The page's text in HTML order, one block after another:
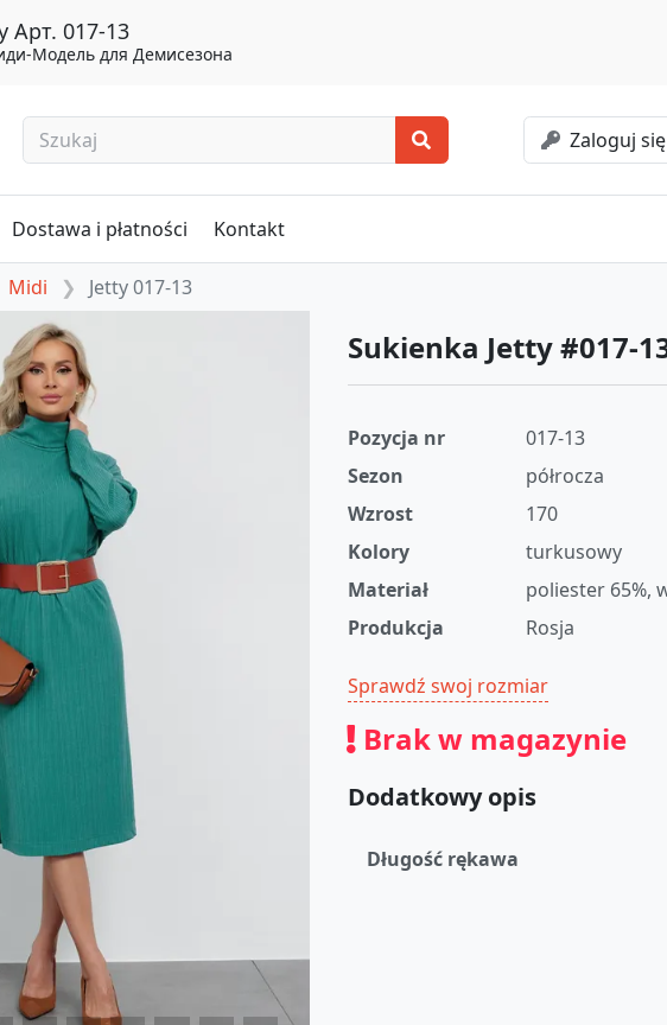
Арт. 017-13
Модель для Демисезона
Zaloguj się
Dostawa i płatności Kontakt
Midi Jetty 017-13
Sukienka Jetty #017-
Pozycja nr
017-13
Sezon
półrocza
Wzrost
170
Kolory
turkusowy
Materiał
poliester 65%,
Produkcja
Rosja
Sprawdź swoj rozmiar
Brak w magazynie
Dodatkowy opis
Długość rękawa